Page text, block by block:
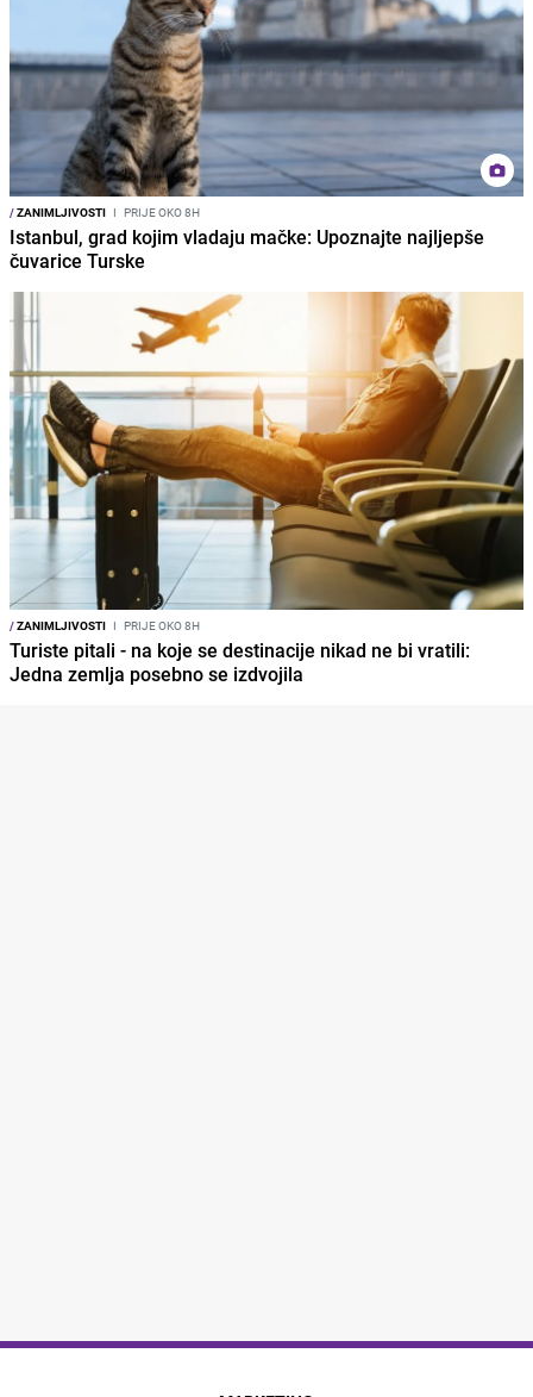
/ZANIMLJIVOSTI I PRIJE OKO 8H
Istanbul, grad kojim vladaju mačke: Upoznajte najljepše
čuvarice Turske
/ZANIMLJIVOSTI I PRIJE OKO 8H
Turiste pitali - na koje se destinacije nikad ne bi vratili:
Jedna zemlja posebno se izdvojila